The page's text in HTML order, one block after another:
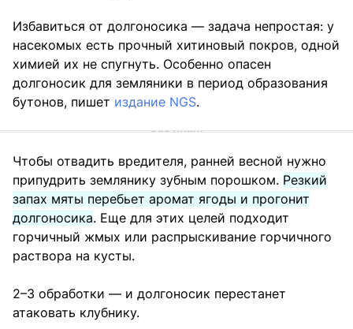
Избавиться от долгоносика — задача непростая: у
насекомых есть прочный хитиновый покров, одной
химией их не спугнуть. Особенно опасен
долгоносик для земляники в период образования
бутонов, пишет издание NGS.
Чтобы отвадить вредителя, ранней весной нужно
припудрить землянику зубным порошком. Резкий
запах мяты перебьет аромат ягоды и прогонит
долгоносика. Еще для этих целей подходит
горчичный жмых или распрыскивание горчичного
раствора на кусты.
2–3 обработки — и долгоносик перестанет
атаковать клубнику.